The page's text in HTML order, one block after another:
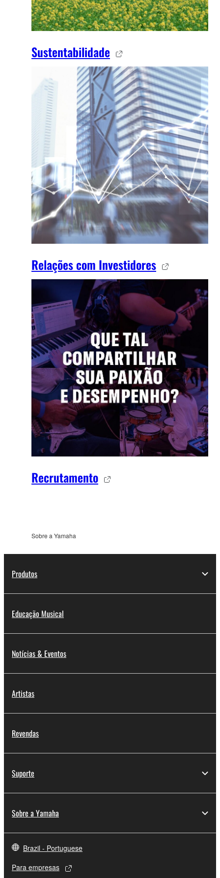
Sustentabilidade
Relações com Investidores
Recrutamento
Sobre a Yamaha
Produtos
Educação Musical
Notícias & Eventos
Artistas
Revendas
Suporte
Sobre a Yamaha
Brazil - Portuguese
Para empresas